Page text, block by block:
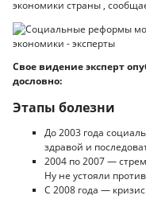
экономики страны ,
Свое видение эксперт
дословно:
Этапы болезни
До 2003 года
здравой и
2004 по 2007 —
Ну не устояли
С 2008 года —